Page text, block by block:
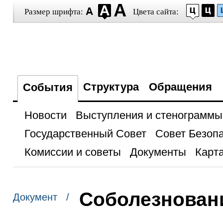
Размер шрифта: Цвета сайта:
События Структура Обращения
Новости
Выступления и стенограммы
Государственный Совет
Совет
Комиссии и советы
Документы
Документ /